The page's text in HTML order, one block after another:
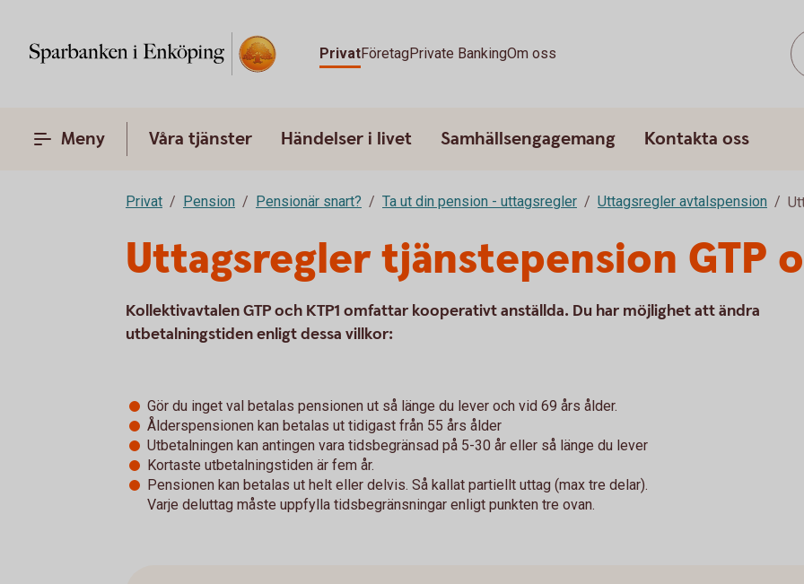
PrivatFöretagPrivate BankingOm oss
Meny Våra tjänster Händelser i livet Samhällsengagemang Kontakta oss
Privat Pension Pensionär snart? Ta ut din pension - uttagsregler Uttagsregler avtalspension
Uttagsregler tjänstepension GTP
Kollektivavtalen GTP och KTP1 omfattar kooperativt anställda. Du har möjlighet att ändra
utbetalningstiden enligt dessa villkor:
Gör du inget val betalas pensionen ut så länge du lever och vid 69 års ålder.
Ålderspensionen kan betalas ut tidigast från 55 års ålder
Utbetalningen kan antingen vara tidsbegränsad på 5-30 år eller så länge du lever
Kortaste utbetalningstiden är fem år.
Pensionen kan betalas ut helt eller delvis. Så kallat partiellt uttag (max tre delar).
Varje deluttag måste uppfylla tidsbegränsningar enligt punkten tre ovan.